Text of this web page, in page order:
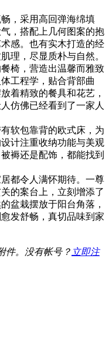
，采用高回弹海绵填
，搭配上几何图案的抱
感。也有实木打造的经
理，尽显质朴与自然。
椅，营造出温馨而雅致
工程学，贴合背部曲
着精致的餐具和花艺，
仿佛已经看到了一家人
软包靠背的欧式床，为
计注重收纳功能与美观
褥还是配饰，都能找到
都令人满怀期待。一尊
的案台上，立刻增添了
盆栽摆放于阳台角落，
发舒畅，真切品味到家
件。没有帐号？ 立即注